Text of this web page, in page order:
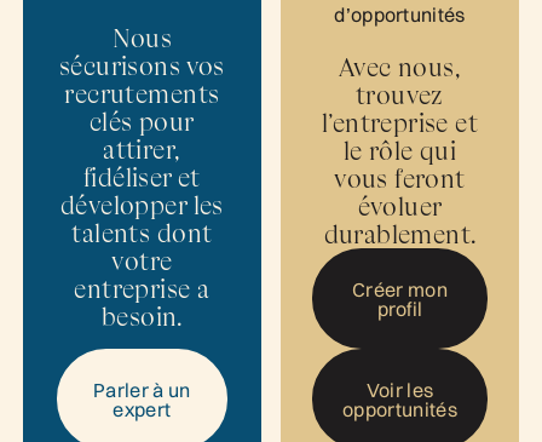
Nous
sécurisons vos
recrutements
clés pour
attirer,
fidéliser et
développer les
talents dont
votre
entreprise a
besoin.
Parler à un expert
Parler à un
expert
d’opportunités
Avec nous,
trouvez
l’entreprise et
le rôle qui
vous feront
évoluer
durablement.
Créer mon
Créer mon
profil
Voir les
Voir les
opportunités